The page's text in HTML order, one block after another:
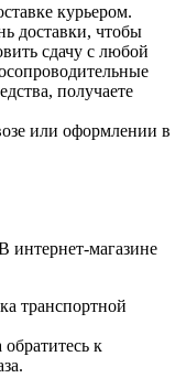
курьером.
доставки, чтобы
сдачу с любой
получаете
или оформлении в
интернет-магазине
транспортной
к